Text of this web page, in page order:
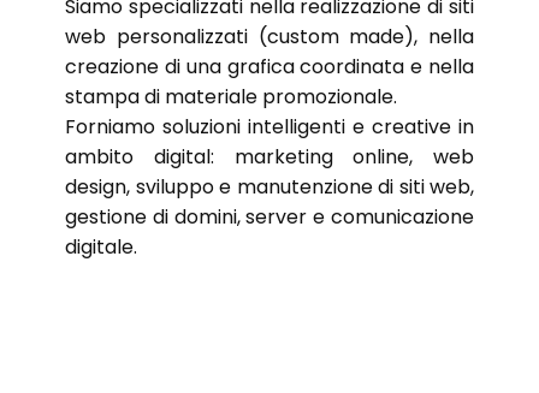
Siamo specializzati nella realizzazione di siti
web personalizzati (custom made), nella
creazione di una grafica coordinata e nella
stampa di materiale promozionale.
Forniamo soluzioni intelligenti e creative in
ambito digital: marketing online, web
design, sviluppo e manutenzione di siti web,
gestione di domini, server e comunicazione
digitale.